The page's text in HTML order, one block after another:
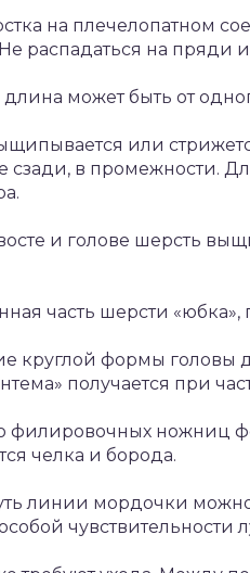
на плечелопатном
распадаться на пряди
может быть от
или
сзади, в промежности.
и голове шерсть
часть шерсти «юбка»,
круглой формы головы
получается при
ножниц
челка и борода.
линии мордочки